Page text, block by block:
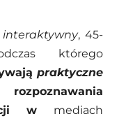
interaktywny, 45-
minutowy warsztat, podczas którego
praktyczne
w
mediach